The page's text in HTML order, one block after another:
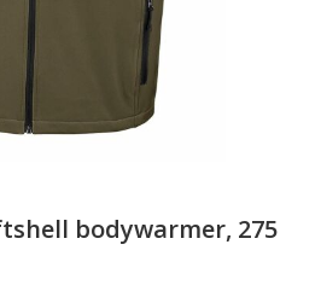
bodywarmer, 275